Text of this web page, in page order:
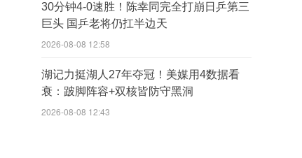
30分钟4-0速胜！陈幸同完全打崩日乒第三
巨头 国乒老将仍扛半边天
2026-08-08 12:58
湖记力挺湖人27年夺冠！美媒用4数据看
衰：跛脚阵容+双核皆防守黑洞
2026-08-08 12:43